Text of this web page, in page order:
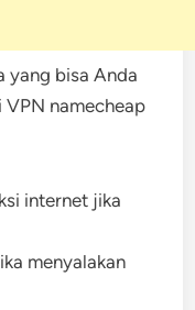
yang bisa Anda
namecheap
internet jika
menyalakan